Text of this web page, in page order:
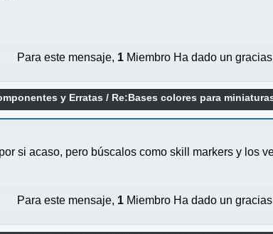
Para este mensaje, 1 Miembro Ha dado un
y Erratas / Re:Bases colores para
si acaso, pero búscalos como skill markers y los
Para este mensaje, 1 Miembro Ha dado un